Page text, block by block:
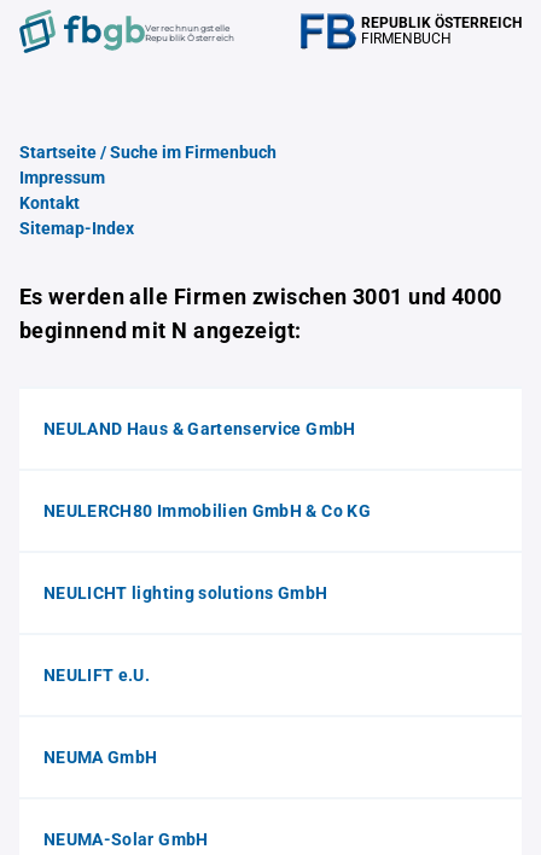
Verrechnungstelle
Republik Österreich
REPUBLIK ÖSTERREICH
FIRMENBUCH
Startseite / Suche im Firmenbuch
Impressum
Kontakt
Sitemap-Index
Es werden alle Firmen zwischen 3001 und 4000
beginnend mit N angezeigt:
NEULAND Haus & Gartenservice GmbH
NEULERCH80 Immobilien GmbH & Co KG
NEULICHT lighting solutions GmbH
NEULIFT e.U.
NEUMA GmbH
NEUMA-Solar GmbH